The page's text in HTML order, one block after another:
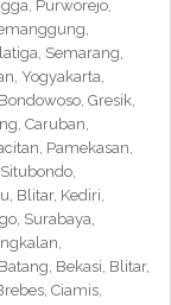
Purworejo,
Semarang,
Yogyakarta,
Gresik,
Caruban,
Pamekasan,
Blitar, Kediri,
Surabaya,
Bekasi, Blitar,
Ciamis,